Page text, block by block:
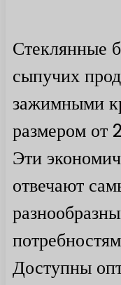
Стеклянные
сыпучих
зажимными
размером от
Эти
отвечают
Доступны